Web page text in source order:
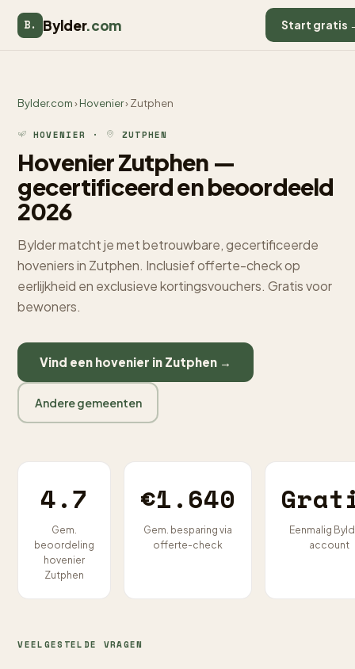
B. Bylder.com Start gratis
Bylder.com›Hovenier› Zutphen
HOVENIER · ZUTPHEN
Hovenier Zutphen —
gecertificeerd en beoordeeld
2026
Bylder matcht je met betrouwbare, gecertificeerde
hoveniers in Zutphen. Inclusief offerte-check op
eerlijkheid en exclusieve kortingsvouchers. Gratis voor
bewoners.
Vind een hovenier in Zutphen →
Andere gemeenten
4.7
Gem.
beoordeling
hovenier
Zutphen
€1.640
Gem. besparing via
offerte-check
Eenmalig
account
VEELGESTELDE VRAGEN